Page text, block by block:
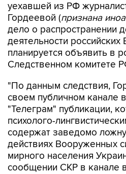
уехавшей из РФ
Гордеевой (признана
дело о распространении
деятельности
планируется объявить в
Следственном комитете
"По данным следствия,
своем публичном канале
"Телеграм" публикации,
психолого-
содержат заведомо
действиях Вооруженных
мирного населения
сообщении СКР в канале